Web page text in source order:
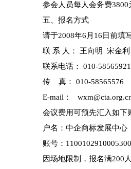
参会人员每人会务费3800
五、报名方式
请于2008年6月16日前填
联 系 人： 王向明 宋金利
联系电话： 010-
传 真： 010-58565576
E-mail：
会议费用可预先汇入如下
户名：中企商标发展中心
账号：
因场地限制，报名满200人